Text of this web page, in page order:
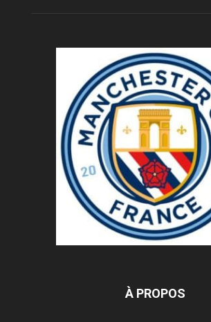
À PROPOS